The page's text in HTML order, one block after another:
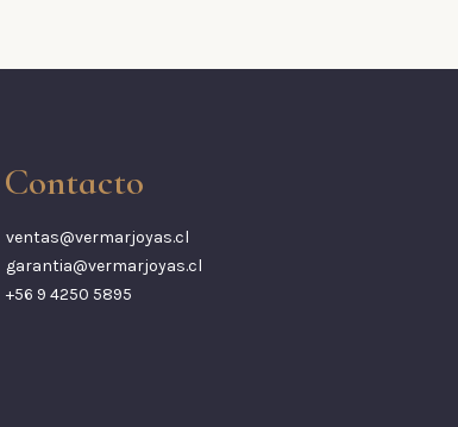
Contacto
ventas@vermarjoyas.cl
garantia@vermarjoyas.cl
+56 9 4250 5895